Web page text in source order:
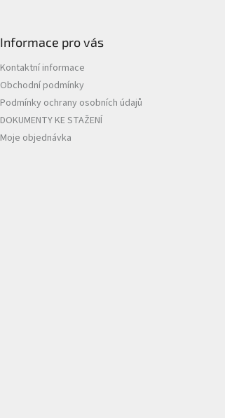
Informace pro vás
Kontaktní informace
Obchodní podmínky
Podmínky ochrany osobních údajů
DOKUMENTY KE STAŽENÍ
Moje objednávka